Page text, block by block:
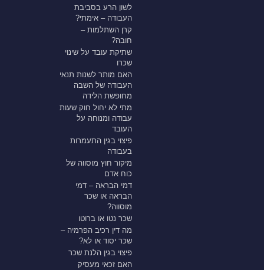
לשון הרע בסביבת
העבודה – אימתי?
קרן השתלמות –
חובה?
שתיקת עובד על שינוי
שכרו
האם מותר לשנות תנאי
העבודה של השבה
מחופשת הלידה
מתי לא יחול חוק שעות
עבודה ומנוחה על
העובד
פיצוי בגין התעמרות
בעבודה
מיקור חוץ מוסווה של
כוח אדם
דמי הבראה – דמי
הבראה או שכר
מוסווה?
שכר נטו או ברוטו
מה דין רכיב הפרמיה –
שכר יסוד או לא?
פיצוי בגין הלנת שכר
האם זכאי מעסיק